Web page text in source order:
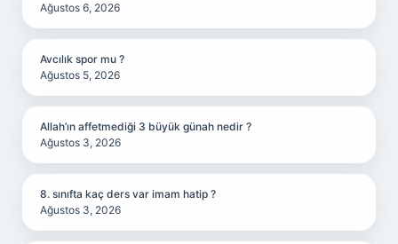
Ağustos 6, 2026
Avcılık spor mu ?
Ağustos 5, 2026
Allah’ın affetmediği 3 büyük günah nedir ?
Ağustos 3, 2026
8. sınıfta kaç ders var imam hatip ?
Ağustos 3, 2026